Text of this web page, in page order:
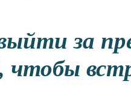
за
чтобы